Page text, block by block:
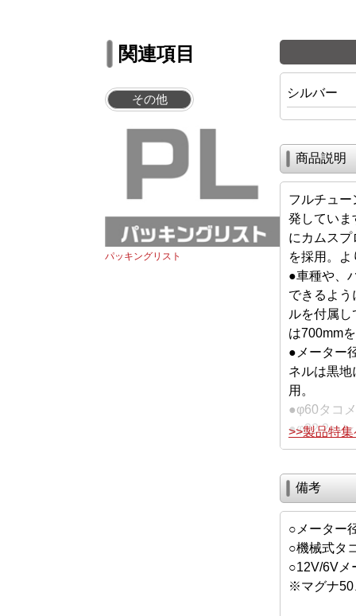
関連項目
その他
パッキングリスト
シルバー
商品説明
フルチュ
発していま
にカムス
を採用。
●車種や、
できるよ
ルを付属
は700mm
●メーター
ネルは黒
用。
●φ60タコ
●φ22.2ハ
>>製品特
備考
○メーター
○機械式タ
○12V/6Vメ
※マグナ50